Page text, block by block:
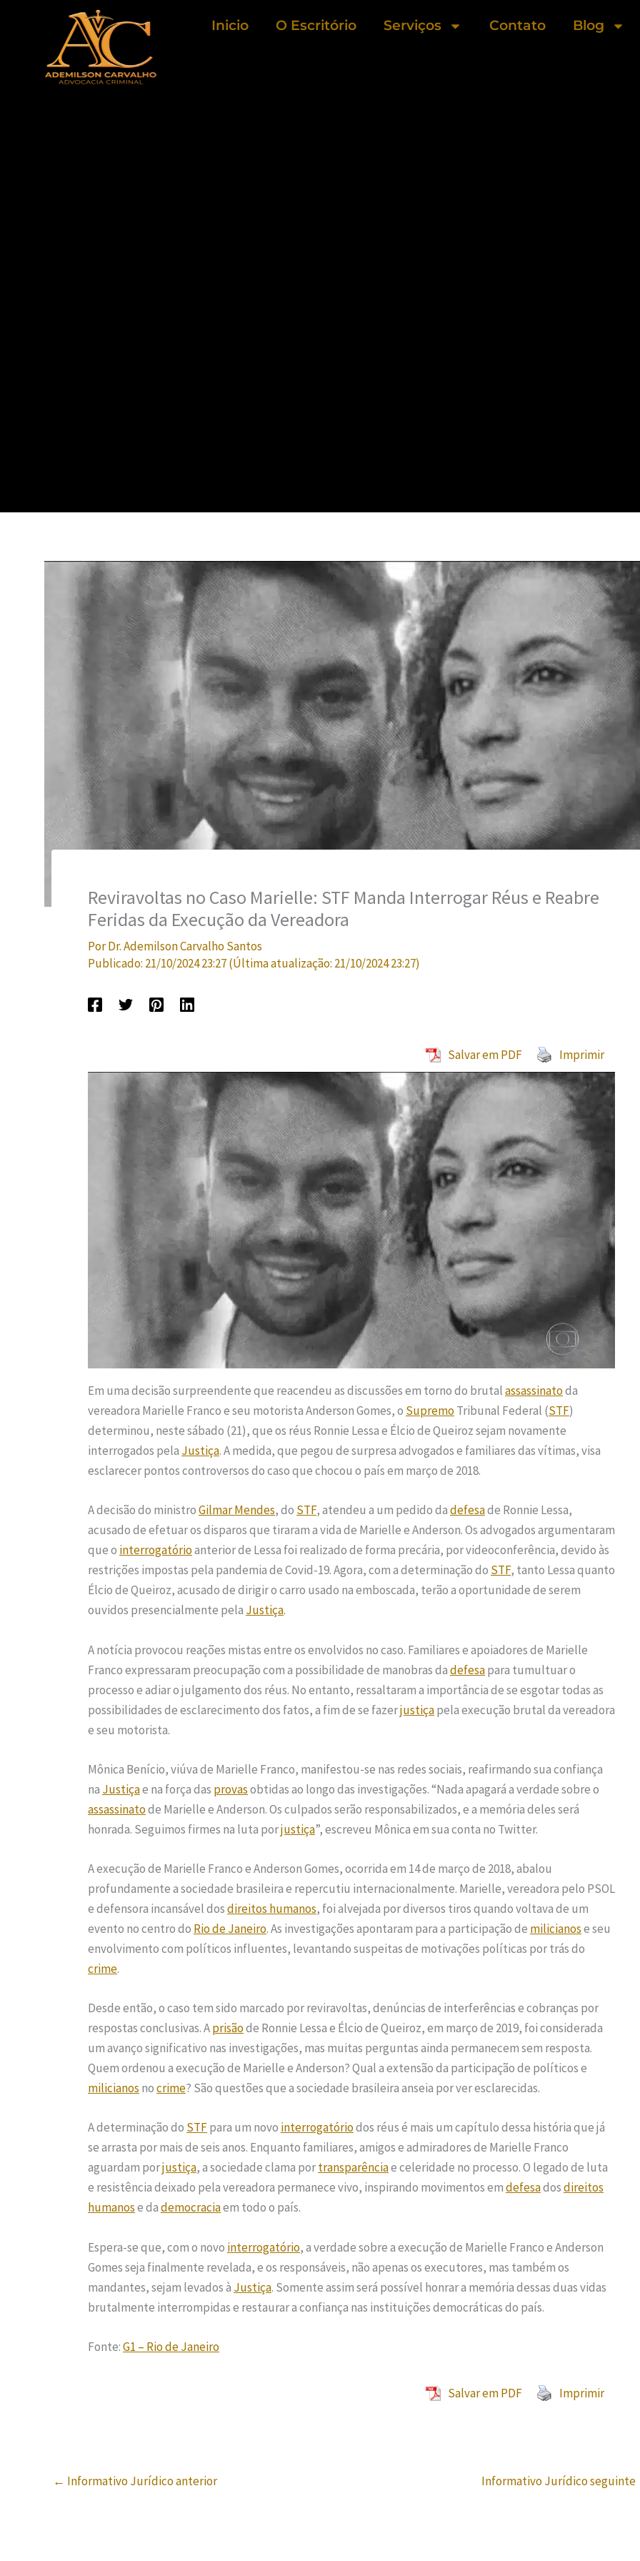
conteúdo
Inicio O Escritório Serviços Contato Blog
Reviravoltas no Caso Marielle: STF Manda Interrogar Réus e Reabre
Feridas da Execução da Vereadora
PorDr. Ademilson Carvalho Santos
Publicado: 21/10/2024 23:27(Última atualização: 21/10/2024 23:27)
Salvar em PDF Imprimir
Em uma decisão surpreendente que reacendeu as discussões em torno do brutalassassinatoda
vereadora Marielle Franco e seu motorista Anderson Gomes, o SupremoTribunal Federal (STF)
determinou, neste sábado (21), que os réus Ronnie Lessa e Élcio de Queiroz sejam novamente
interrogados pela Justiça. A medida, que pegou de surpresa advogados e familiares das vítimas, visa
esclarecer pontos controversos do caso que chocou o país em março de 2018.
A decisão do ministroGilmar Mendes, do STF, atendeu a um pedido dadefesade Ronnie Lessa,
acusado de efetuar os disparos que tiraram a vida de Marielle e Anderson. Os advogados argumentaram
que o interrogatórioanterior de Lessa foi realizado de forma precária, por videoconferência, devido às
restrições impostas pela pandemia de Covid-19. Agora, com a determinação do STF, tanto Lessa quanto
Élcio de Queiroz, acusado de dirigir o carro usado na emboscada, terão a oportunidade de serem
ouvidos presencialmente pela Justiça.
A notícia provocou reações mistas entre os envolvidos no caso. Familiares e apoiadores de Marielle
Franco expressaram preocupação com a possibilidade de manobras dadefesapara tumultuar o
processo e adiar o julgamento dos réus. No entanto, ressaltaram a importância de se esgotar todas as
possibilidades de esclarecimento dos fatos, a fim de se fazerjustiçapela execução brutal da vereadora
e seu motorista.
Mônica Benício, viúva de Marielle Franco, manifestou-se nas redes sociais, reafirmando sua confiança
na Justiçae na força das provasobtidas ao longo das investigações. “Nada apagará a verdade sobre o
assassinatode Marielle e Anderson. Os culpados serão responsabilizados, e a memória deles será
honrada. Seguimos firmes na luta porjustiça”, escreveu Mônica em sua conta no Twitter.
A execução de Marielle Franco e Anderson Gomes, ocorrida em 14 de março de 2018, abalou
profundamente a sociedade brasileira e repercutiu internacionalmente. Marielle, vereadora pelo PSOL
e defensora incansável dosdireitos humanos, foi alvejada por diversos tiros quando voltava de um
evento no centro do Rio de Janeiro. As investigações apontaram para a participação de milicianose seu
envolvimento com políticos influentes, levantando suspeitas de motivações políticas por trás do
crime.
Desde então, o caso tem sido marcado por reviravoltas, denúncias de interferências e cobranças por
respostas conclusivas. Aprisãode Ronnie Lessa e Élcio de Queiroz, em março de 2019, foi considerada
um avanço significativo nas investigações, mas muitas perguntas ainda permanecem sem resposta.
Quem ordenou a execução de Marielle e Anderson? Qual a extensão da participação de políticos e
milicianos nocrime? São questões que a sociedade brasileira anseia por ver esclarecidas.
A determinação do STFpara um novo interrogatóriodos réus é mais um capítulo dessa história que já
se arrasta por mais de seis anos. Enquanto familiares, amigos e admiradores de Marielle Franco
aguardam porjustiça, a sociedade clama portransparênciae celeridade no processo. O legado de luta
e resistência deixado pela vereadora permanece vivo, inspirando movimentos emdefesadosdireitos
humanose dademocraciaem todo o país.
Espera-se que, com o novo interrogatório, a verdade sobre a execução de Marielle Franco e Anderson
Gomes seja finalmente revelada, e os responsáveis, não apenas os executores, mas também os
mandantes, sejam levados à Justiça. Somente assim será possível honrar a memória dessas duas vidas
brutalmente interrompidas e restaurar a confiança nas instituições democráticas do país.
Fonte:G1 – Rio de Janeiro
Salvar em PDF Imprimir
← Informativo Jurídico anterior Informativo Jurídico seguinte